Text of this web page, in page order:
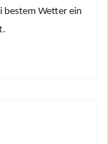
bestem Wetter ein